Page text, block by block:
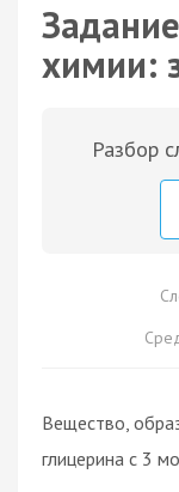
химии:
Разбор
Вещество,
глицерина с 3